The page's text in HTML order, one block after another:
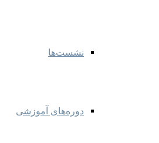
نشست‌ها
دوره‌های آموزشی